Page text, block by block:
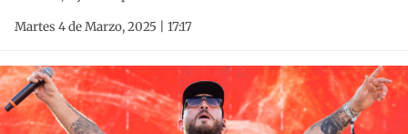
Martes 4 de Marzo, 2025 | 17:17